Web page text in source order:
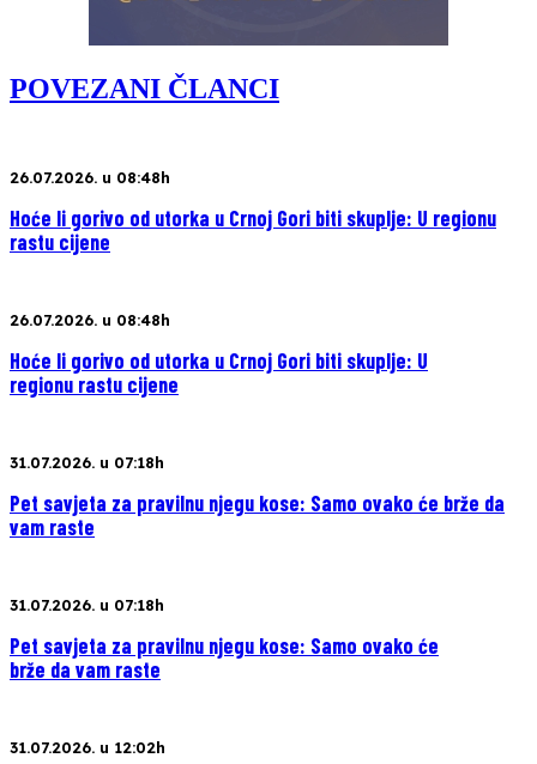
POVEZANI ČLANCI
26.07.2026. u 08:48h
Hoće li gorivo od utorka u Crnoj Gori biti skuplje: U regionu
rastu cijene
26.07.2026. u 08:48h
Hoće li gorivo od utorka u Crnoj Gori biti skuplje: U
regionu rastu cijene
31.07.2026. u 07:18h
Pet savjeta za pravilnu njegu kose: Samo ovako će brže da
vam raste
31.07.2026. u 07:18h
Pet savjeta za pravilnu njegu kose: Samo ovako će
brže da vam raste
31.07.2026. u 12:02h